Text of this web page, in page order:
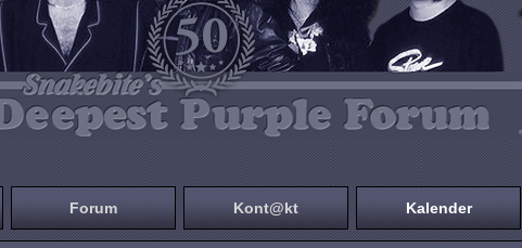
Forum Kont@kt Kalender